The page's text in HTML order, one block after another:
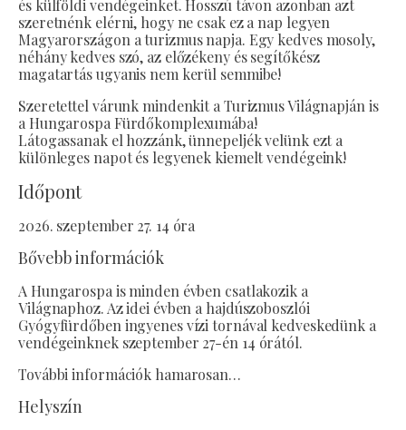
és külföldi vendégeinket. Hosszú távon azonban azt
szeretnénk elérni, hogy ne csak ez a nap legyen
Magyarországon a turizmus napja. Egy kedves mosoly,
néhány kedves szó, az előzékeny és segítőkész
magatartás ugyanis nem kerül semmibe!
Szeretettel várunk mindenkit a Turizmus Világnapján is
a Hungarospa Fürdőkomplexumába!
Látogassanak el hozzánk, ünnepeljék velünk ezt a
különleges napot és legyenek kiemelt vendégeink!
Időpont
2026. szeptember 27. 14 óra
Bővebb információk
A Hungarospa is minden évben csatlakozik a
Világnaphoz. Az idei évben a hajdúszoboszlói
Gyógyfürdőben ingyenes vízi tornával kedveskedünk a
vendégeinknek szeptember 27-én 14 órától.
További információk hamarosan…
Helyszín